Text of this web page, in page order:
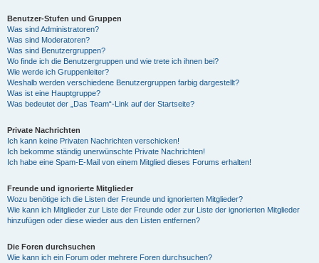
Benutzer-Stufen und Gruppen
Was sind Administratoren?
Was sind Moderatoren?
Was sind Benutzergruppen?
Wo finde ich die Benutzergruppen und wie trete ich ihnen bei?
Wie werde ich Gruppenleiter?
Weshalb werden verschiedene Benutzergruppen farbig dargestellt?
Was ist eine Hauptgruppe?
Was bedeutet der „Das Team“-Link auf der Startseite?
Private Nachrichten
Ich kann keine Privaten Nachrichten verschicken!
Ich bekomme ständig unerwünschte Private Nachrichten!
Ich habe eine Spam-E-Mail von einem Mitglied dieses Forums erhalten!
Freunde und ignorierte Mitglieder
Wozu benötige ich die Listen der Freunde und ignorierten Mitglieder?
Wie kann ich Mitglieder zur Liste der Freunde oder zur Liste der ignorierten Mitglieder
hinzufügen oder diese wieder aus den Listen entfernen?
Die Foren durchsuchen
Wie kann ich ein Forum oder mehrere Foren durchsuchen?